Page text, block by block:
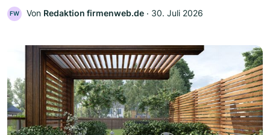
FW Von Redaktion firmenweb.de ‧ 30. Juli 2026